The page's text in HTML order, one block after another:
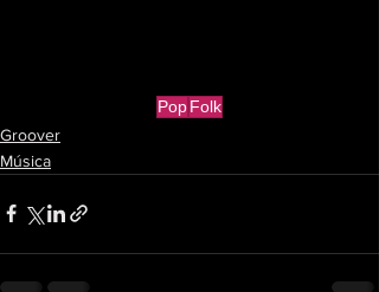
PopFolk
Groover
Música